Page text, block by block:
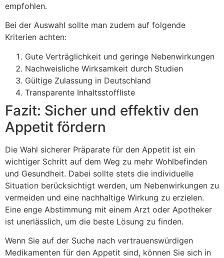
empfohlen.
Bei der Auswahl sollte man zudem auf folgende
Kriterien achten:
Gute Verträglichkeit und geringe Nebenwirkungen
Nachweisliche Wirksamkeit durch Studien
Gültige Zulassung in Deutschland
Transparente Inhaltsstoffliste
Fazit: Sicher und effektiv den
Appetit fördern
Die Wahl sicherer Präparate für den Appetit ist ein
wichtiger Schritt auf dem Weg zu mehr Wohlbefinden
und Gesundheit. Dabei sollte stets die individuelle
Situation berücksichtigt werden, um Nebenwirkungen zu
vermeiden und eine nachhaltige Wirkung zu erzielen.
Eine enge Abstimmung mit einem Arzt oder Apotheker
ist unerlässlich, um die beste Lösung zu finden.
Wenn Sie auf der Suche nach vertrauenswürdigen
Medikamenten für den Appetit sind, können Sie sich in